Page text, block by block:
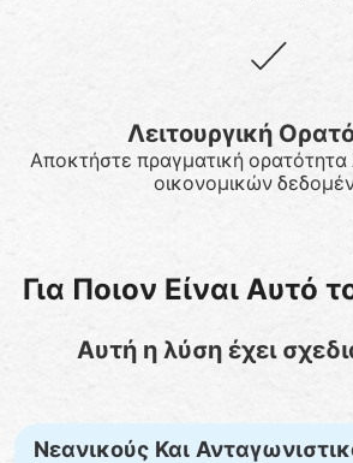
Λειτουργική
Αποκτήστε πραγματική ορατότητα
οικονομικών
Για Ποιον Είναι Αυτό
Αυτή η λύση έχει
Νεανικούς Και